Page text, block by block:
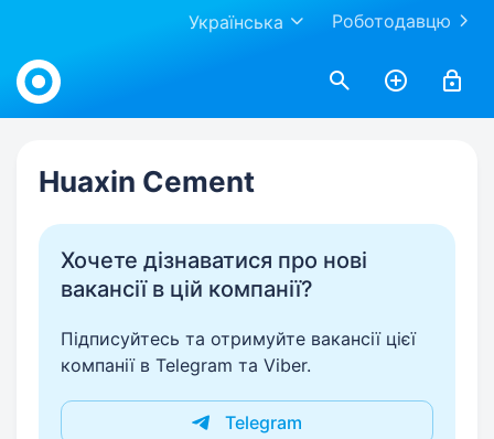
Роботодавцю
Українська
Work.ua
Huaxin Cement
Хочете дізнаватися про нові
вакансії в цій компанії?
Підписуйтесь та отримуйте вакансії цієї
компанії в Telegram та Viber.
Telegram